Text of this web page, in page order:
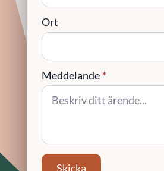
Ort
Meddelande *
Skicka